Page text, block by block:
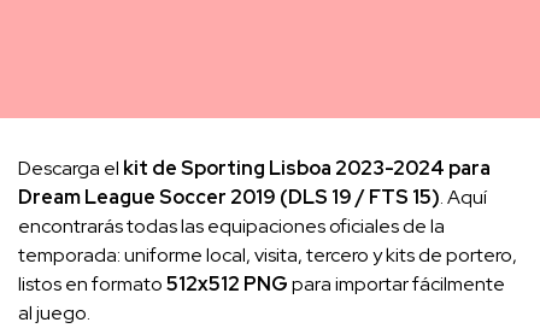
Descarga el kit de Sporting Lisboa 2023-2024 para
Dream League Soccer 2019 (DLS 19 / FTS 15). Aquí
encontrarás todas las equipaciones oficiales de la
temporada: uniforme local, visita, tercero y kits de portero,
listos en formato512x512 PNGpara importar fácilmente
al juego.